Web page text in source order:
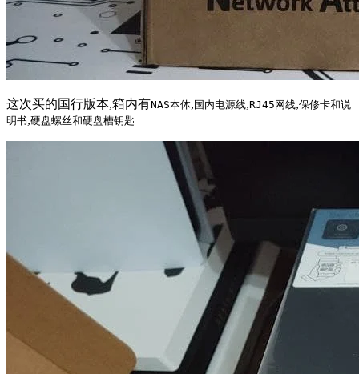
这次买的国行版本,箱内有NAS本体, 国内电源线,RJ45网线,保修卡和说
明书,硬盘螺丝和硬盘槽钥匙